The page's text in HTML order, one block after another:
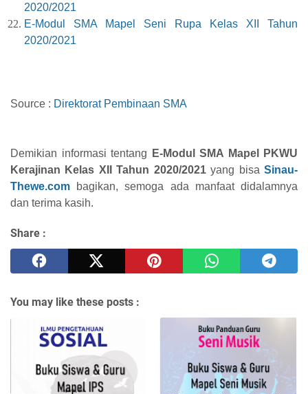
2020/2021
E-Modul SMA Mapel Seni Rupa Kelas XII Tahun
2020/2021
Source : Direktorat Pembinaan SMA
Demikian informasi tentang
E-Modul SMA Mapel PKWU
Kerajinan Kelas XII Tahun 2020/2021yang bisaSinau-
Thewe.com bagikan, semoga ada manfaat didalamnya
dan terima kasih.
Share :
You may like these posts :